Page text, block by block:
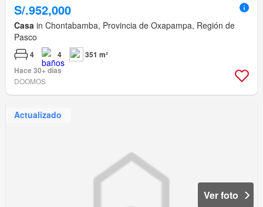
S/.952,000
Casa in Chontabamba, Provincia de Oxapampa, Región de
Pasco
4 4
351 m²
Hace 30+ días
DOOMOS
Actualizado
Ver foto